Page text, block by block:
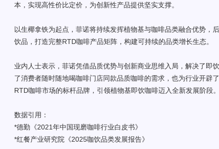
本，实现高性价比定价，为创新性产品提供坚实支撑。
以生椰拿铁为起点，菲诺将持续发挥植物基与咖啡品类融合优势，
饮品，打造完整RTD咖啡产品矩阵，构建可持续的品类增长生态。
业内人士表示，菲诺凭借品质优势与创新商业思维入局，解决了即
了消费者随时随地喝咖啡门店同款品质咖啡的需求，也为行业开辟
RTD咖啡市场的标杆品牌，引领植物基即饮咖啡迈入全新发展阶段
数据引用：
*德勤《2021年中国现磨咖啡行业白皮书》
*红餐产业研究院《2025咖饮品类发展报告》